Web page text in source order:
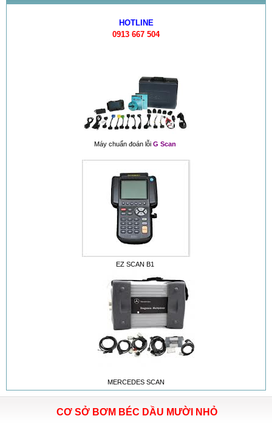
HOTLINE
0913 667 504
Máy chuẩn đoán lỗi G Scan
EZ SCAN B1
MERCEDES SCAN
CƠ SỞ BƠM BÉC DẦU MƯỜI NHỎ